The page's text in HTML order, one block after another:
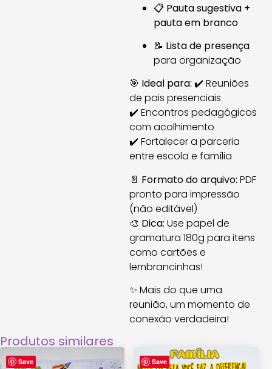
📋 Pauta sugestiva +
pauta em branco
📝 Lista de presença
para organização
🎯 Ideal para: ✔️ Reuniões
de pais presenciais
✔️ Encontros pedagógicos
com acolhimento
✔️ Fortalecer a parceria
entre escola e família
📄 Formato do arquivo: PDF
pronto para impressão
(não editável)
🎨 Dica: Use papel de
gramatura 180g para itens
como cartões e
lembrancinhas!
✨ Mais do que uma
reunião, um momento de
conexão verdadeira!
Produtos similares
Save Save